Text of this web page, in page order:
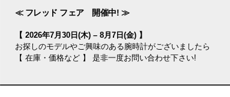
≪ フレッド フェア 開催中! ≫
【 2026年7月30日(木) – 8月7日(金) 】
お探しのモデルやご興味のある腕時計がございましたら
【 在庫・価格など 】 是非一度お問い合わせ下さい!